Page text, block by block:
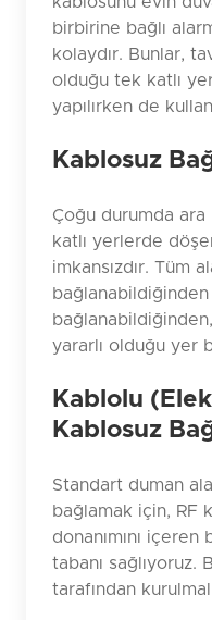
birbirine bağlı
kolaydır. Bunlar,
olduğu tek katlı
yapılırken de
Kablosuz
Çoğu durumda ara
katlı yerlerde
imkansızdır. Tüm
yararlı olduğu yer
Kablolu
Kablosuz
Standart duman
bağlamak için, RF
donanımını
tabanı
tarafından